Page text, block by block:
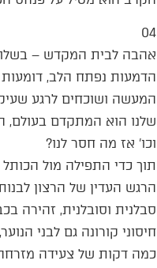
04
אהבה לבית המקדש –
הדמעות נפתח הלב, דומעות
המעשה ושוכחים לרגע
שלנו הוא המתקדם בעולם,
וכו’ אז מה חסר לנו?
תוך כדי התפילה מול
הרגש העדין של הרצון
סבלנית וסובלנית, זהירה
חיסוני קורונה גם לבני
כמה דקות של צעידה